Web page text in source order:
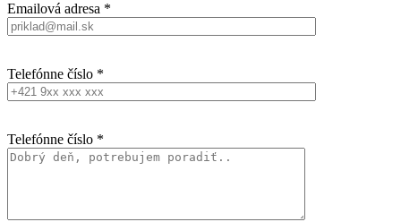
Emailová adresa *
Telefónne číslo *
Telefónne číslo *